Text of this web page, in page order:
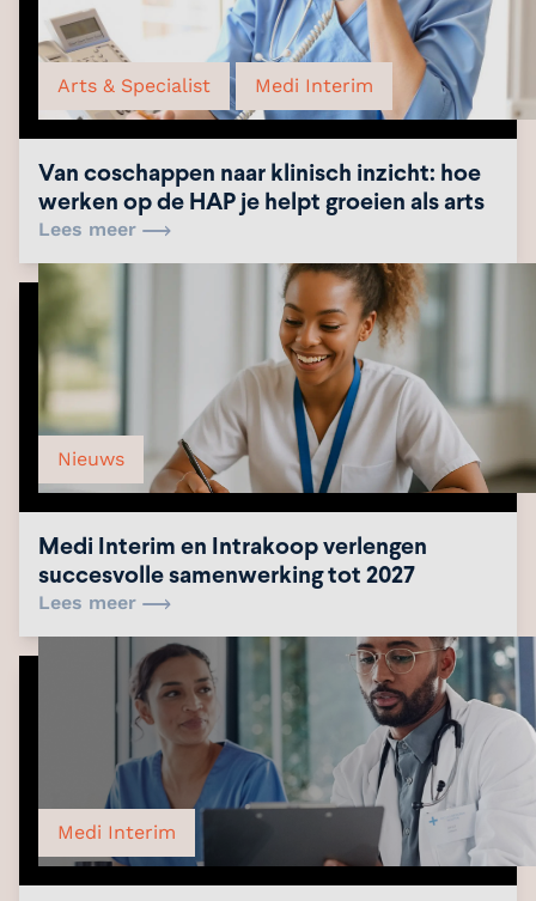
Arts & Specialist Medi Interim
Van coschappen naar klinisch inzicht: hoe
werken op de HAP je helpt groeien als arts
Lees meer
Nieuws
Medi Interim en Intrakoop verlengen
succesvolle samenwerking tot 2027
Lees meer
Medi Interim